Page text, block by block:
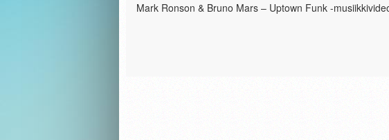
Mark Ronson & Bruno Mars – Uptown Funk -